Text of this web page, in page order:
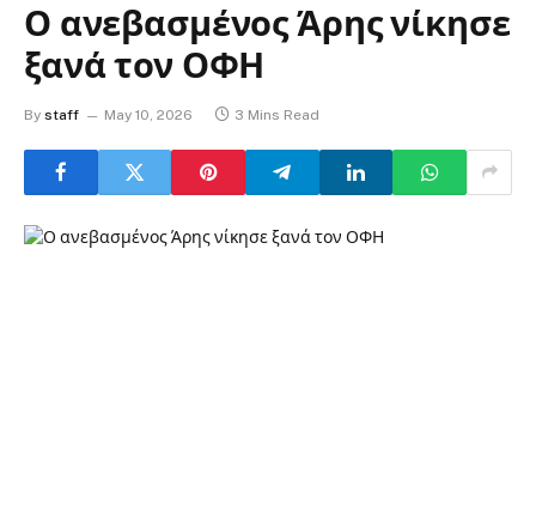
Ο ανεβασμένος Άρης νίκησε
ξανά τον ΟΦΗ
By staff May 10, 2026 3 Mins Read